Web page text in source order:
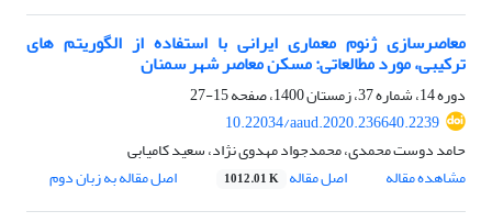
معاصرسازی ژنوم معماری ایرانی با استفاده از الگوریتم های
ترکیبی، مورد مطالعاتی: مسکن معاصر شهر سمنان
دوره 14، شماره 37، زمستان 1400، صفحه
15-27
10.22034/aaud.2020.236640.2239
حامد دوست محمدی، محمدجواد مهدوی نژاد، سعید کامیابی
مشاهده مقاله
اصل مقاله 1012.01 K اصل مقاله به زبان دوم